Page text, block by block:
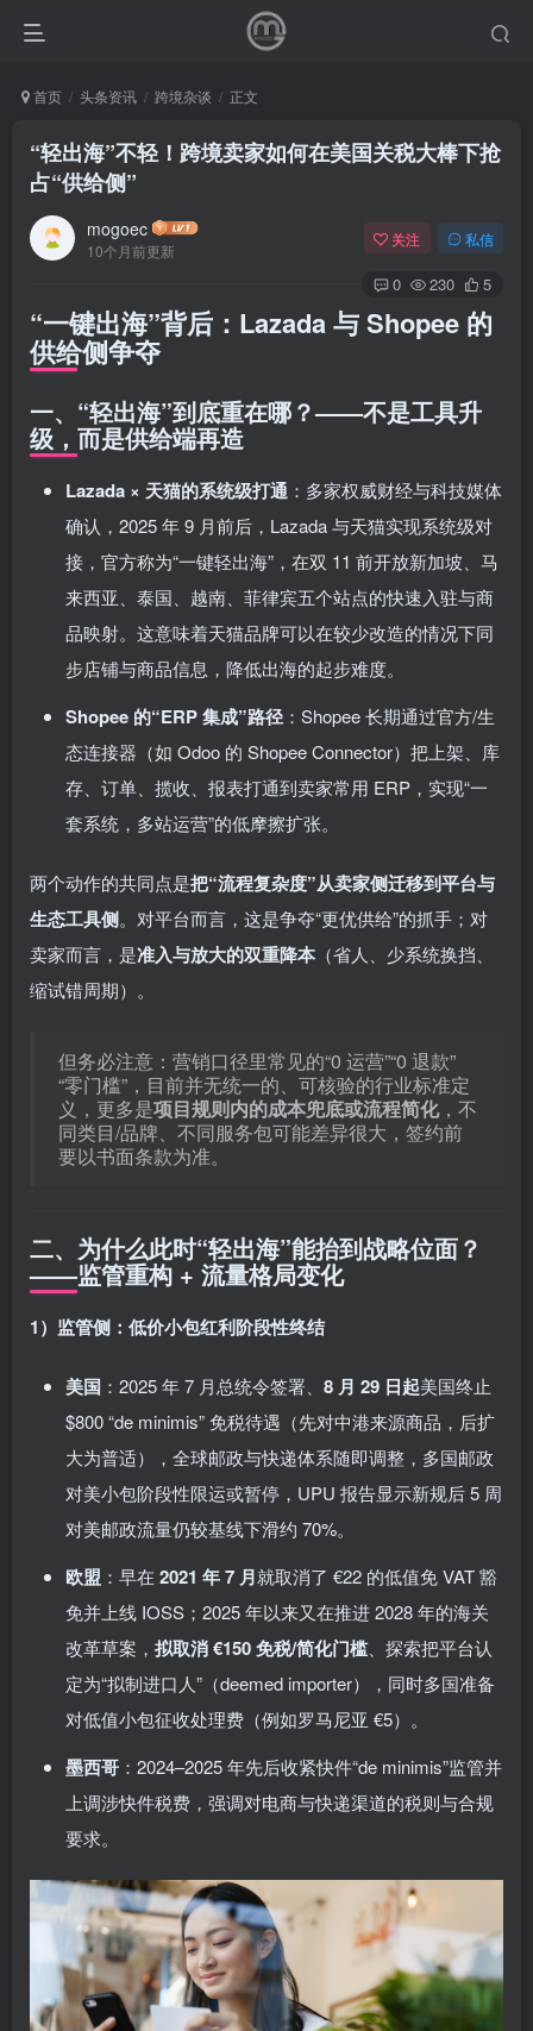
首页 头条资讯 跨境杂谈 正文
“轻出海”不轻！跨境卖家如何在美国关税大棒下抢
占“供给侧”
mogoec
10个月前更新
关注 私信
0 230 5
“一键出海”背后：Lazada 与 Shopee 的
供给侧争夺
一、“轻出海”到底重在哪？——不是工具升
级，而是供给端再造
Lazada × 天猫的系统级打通 ：多家权威财经与科技媒体
确认，2025 年 9 月前后，Lazada 与天猫实现系统级对
接，官方称为“一键轻出海”，在双 11 前开放新加坡、马
来西亚、泰国、越南、菲律宾五个站点的快速入驻与商
品映射。这意味着天猫品牌可以在较少改造的情况下同
步店铺与商品信息，降低出海的起步难度。
Shopee 的“ERP 集成”路径 ：Shopee 长期通过官方/生
态连接器（如 Odoo 的 Shopee Connector）把上架、库
存、订单、揽收、报表打通到卖家常用 ERP，实现“一
套系统，多站运营”的低摩擦扩张。
两个动作的共同点是把“流程复杂度”从卖家侧迁移到平台与
生态工具侧。对平台而言，这是争夺“更优供给”的抓手；对
卖家而言，是准入与放大的双重降本（省人、少系统换挡、
缩试错周期）。
但务必注意：营销口径里常见的“0 运营”“0 退款”
“零门槛”，目前并无统一的、可核验的行业标准定
义，更多是项目规则内的成本兜底或流程简化，不
同类目/品牌、不同服务包可能差异很大，签约前
要以书面条款为准。
二、为什么此时“轻出海”能抬到战略位面？
——监管重构 + 流量格局变化
1）监管侧：低价小包红利阶段性终结
美国 ：2025 年 7 月总统令签署、 8 月 29 日起美国终止
$800 “de minimis” 免税待遇（先对中港来源商品，后扩
大为普适），全球邮政与快递体系随即调整，多国邮政
对美小包阶段性限运或暂停，UPU 报告显示新规后 5 周
对美邮政流量仍较基线下滑约 70%。
欧盟 ：早在 2021 年 7 月就取消了 €22 的低值免 VAT 豁
免并上线 IOSS；2025 年以来又在推进 2028 年的海关
改革草案， 拟取消 €150 免税/简化门槛、探索把平台认
定为“拟制进口人”（deemed importer），同时多国准备
对低值小包征收处理费（例如罗马尼亚 €5）。
墨西哥 ：2024–2025 年先后收紧快件“de minimis”监管并
上调涉快件税费，强调对电商与快递渠道的税则与合规
要求。